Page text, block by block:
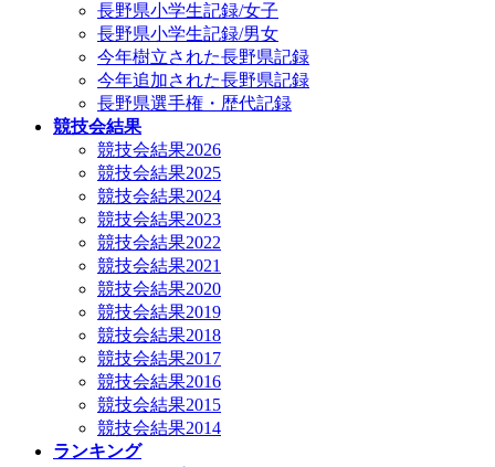
長野県小学生記録/女子
長野県小学生記録/男女
今年樹立された長野県記録
今年追加された長野県記録
長野県選手権・歴代記録
競技会結果
競技会結果2026
競技会結果2025
競技会結果2024
競技会結果2023
競技会結果2022
競技会結果2021
競技会結果2020
競技会結果2019
競技会結果2018
競技会結果2017
競技会結果2016
競技会結果2015
競技会結果2014
ランキング